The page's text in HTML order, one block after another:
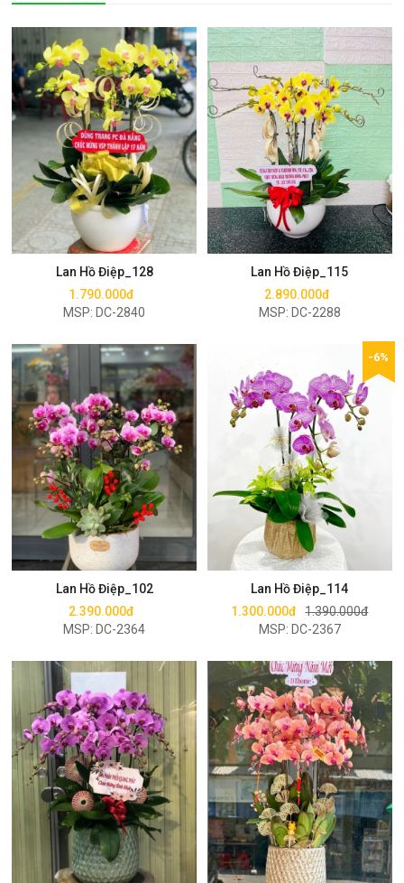
Lan Hồ Điệp_128
1.790.000đ
MSP: DC-2840
Mua ngay
Lan Hồ Điệp_115
2.890.000đ
MSP: DC-2288
Mua ngay
Lan Hồ Điệp_102
2.390.000đ
MSP: DC-2364
Mua ngay
Lan Hồ Điệp_114
1.300.000đ 1.390.000đ
MSP: DC-2367
-6%
Mua ngay
Mua ngay Mua ngay